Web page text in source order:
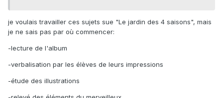
je voulais travailler ces sujets sue "Le jardin des 4 saisons", mais
je ne sais pas par où commencer:
-lecture de l'album
-verbalisation par les élèves de leurs impressions
-étude des illustrations